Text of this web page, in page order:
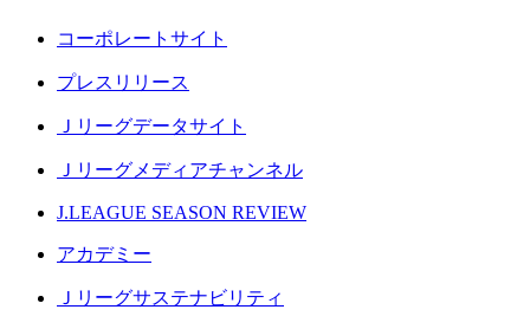
コーポレートサイト
プレスリリース
Ｊリーグデータサイト
Ｊリーグメディアチャンネル
J.LEAGUE SEASON REVIEW
アカデミー
Ｊリーグサステナビリティ